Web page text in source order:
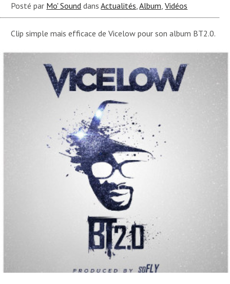
Posté par Mo' Sound dansActualités,Album,Vidéos
Clip simple mais efficace de Vicelow pour son album BT2.0.